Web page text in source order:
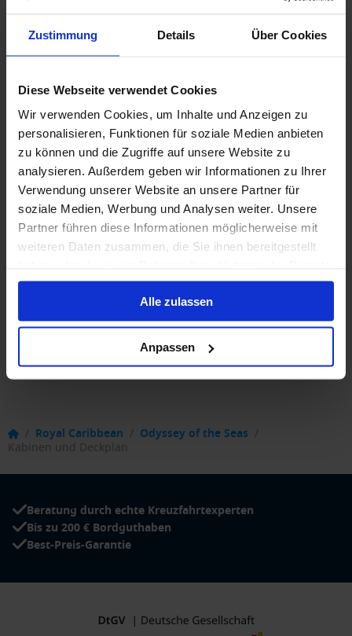
Zustimmung Details Über Cookies
Diese Webseite verwendet Cookies
Wir verwenden Cookies, um Inhalte und Anzeigen zu
personalisieren, Funktionen für soziale Medien anbieten
zu können und die Zugriffe auf unsere Website zu
analysieren. Außerdem geben wir Informationen zu Ihrer
Verwendung unserer Website an unsere Partner für
soziale Medien, Werbung und Analysen weiter. Unsere
Partner führen diese Informationen möglicherweise mit
weiteren Daten zusammen, die Sie ihnen bereitgestellt
gesammelt haben.
Alle zulassen
Anpassen
/ Royal Caribbean / Odyssey of the Seas /
Kabinen und Deckplan
Beratung durch echte Kreuzfahrtexperten
Bis zu 200 € Bordguthaben
Best-Preis-Garantie